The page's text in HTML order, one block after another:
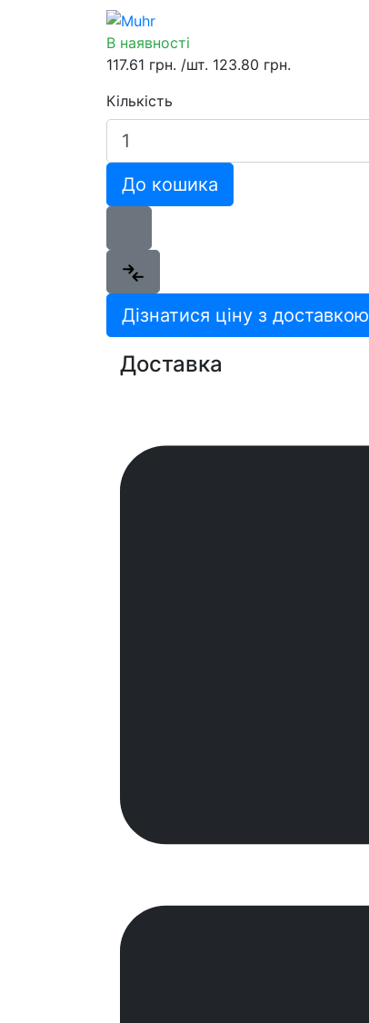
В наявності
117.61 грн. /шт. 123.80 грн.
Кількість
До кошика
Дізнатися ціну з доставкою
Доставка